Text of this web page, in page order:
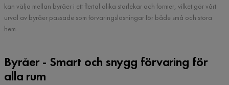
kan välja mellan byråer i ett flertal olika storlekar och former, vilket gör vårt
urval av byråer passade som förvaringslösningar för både små och stora
hem.
Byråer - Smart och snygg förvaring för
alla rum